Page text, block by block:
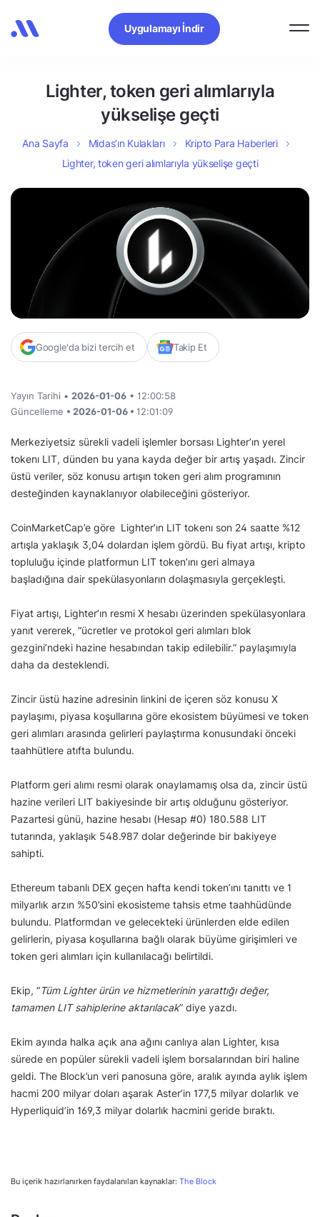
Uygulamayı İndir
Lighter, token geri alımlarıyla
yükselişe geçti
Ana Sayfa Midas’ın Kulakları
Kripto Para Haberleri
Lighter, token geri alımlarıyla yükselişe geçti
Google'da bizi tercih et Takip Et
Yayın Tarihi • 2026-01-06 • 12:00:58
Güncelleme • 2026-01-06 • 12:01:09
Merkeziyetsiz sürekli vadeli işlemler borsası Lighter’ın yerel
tokenı LIT, dünden bu yana kayda değer bir artış yaşadı. Zincir
üstü veriler, söz konusu artışın token geri alım programının
desteğinden kaynaklanıyor olabileceğini gösteriyor.
CoinMarketCap’e göre Lighter’ın LIT tokenı son 24 saatte %12
artışla yaklaşık 3,04 dolardan işlem gördü. Bu fiyat artışı, kripto
topluluğu içinde platformun LIT token’ını geri almaya
başladığına dair spekülasyonların dolaşmasıyla gerçekleşti.
Fiyat artışı, Lighter’ın resmi X hesabı üzerinden spekülasyonlara
yanıt vererek, “ücretler ve protokol geri alımları blok
gezgini’ndeki hazine hesabından takip edilebilir.” paylaşımıyla
daha da desteklendi.
Zincir üstü hazine adresinin linkini de içeren söz konusu X
paylaşımı, piyasa koşullarına göre ekosistem büyümesi ve token
geri alımları arasında gelirleri paylaştırma konusundaki önceki
taahhütlere atıfta bulundu.
Platform geri alımı resmi olarak onaylamamış olsa da, zincir üstü
hazine verileri LIT bakiyesinde bir artış olduğunu gösteriyor.
Pazartesi günü, hazine hesabı (Hesap #0) 180.588 LIT
tutarında, yaklaşık 548.987 dolar değerinde bir bakiyeye
sahipti.
Ethereum tabanlı DEX geçen hafta kendi token’ını tanıttı ve 1
milyarlık arzın %50’sini ekosisteme tahsis etme taahhüdünde
bulundu. Platformdan ve gelecekteki ürünlerden elde edilen
gelirlerin, piyasa koşullarına bağlı olarak büyüme girişimleri ve
token geri alımları için kullanılacağı belirtildi.
Ekip, “Tüm Lighter ürün ve hizmetlerinin yarattığı değer,
tamamen LIT sahiplerine aktarılacak” diye yazdı.
Ekim ayında halka açık ana ağını canlıya alan Lighter, kısa
sürede en popüler sürekli vadeli işlem borsalarından biri haline
geldi. The Block’un veri panosuna göre, aralık ayında aylık işlem
hacmi 200 milyar doları aşarak Aster’in 177,5 milyar dolarlık ve
Hyperliquid’in 169,3 milyar dolarlık hacmini geride bıraktı.
Bu içerik hazırlanırken faydalanılan kaynaklar: The Block